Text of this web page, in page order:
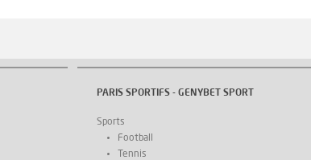
PARIS SPORTIFS - GENYBET SPORT
Sports
Football
Tennis